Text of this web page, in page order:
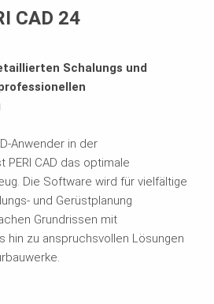
CAD 24
Schalungs und
Anwender in der
CAD das optimale
Die Software wird für vielfältige
und Gerüstplanung
Grundrissen mit
hin zu anspruchsvollen Lösungen